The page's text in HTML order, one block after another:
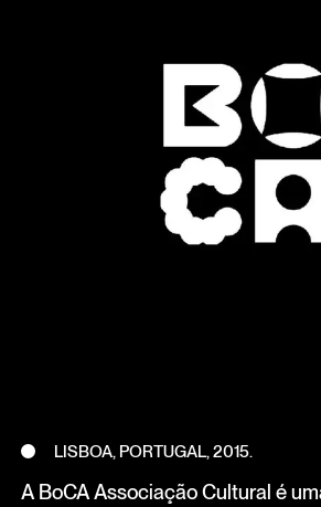
LISBOA, PORTUGAL, 2015.
A BoCA Associação Cultural é